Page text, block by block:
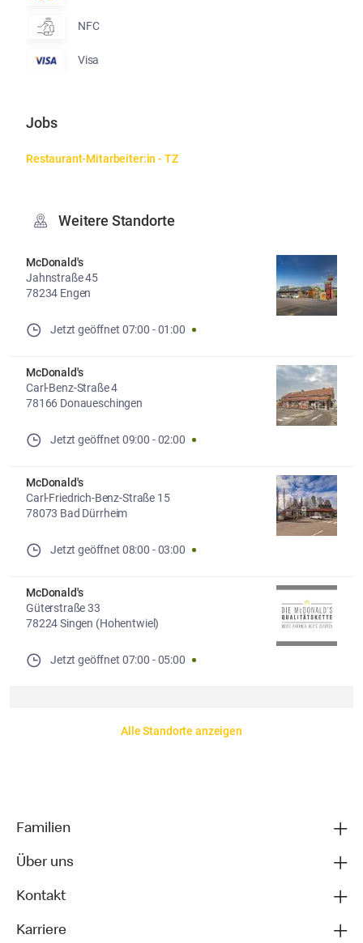
NFC
Visa
Jobs
Restaurant-Mitarbeiter:in - TZ
Weitere Standorte
McDonald's
Jahnstraße 45
78234 Engen
Jetzt geöffnet 07:00 -01:00
McDonald's
Carl-Benz-Straße 4
78166 Donaueschingen
Jetzt geöffnet 09:00 -02:00
McDonald's
Carl-Friedrich-Benz-Straße 15
78073 Bad Dürrheim
Jetzt geöffnet 08:00 -03:00
McDonald's
Güterstraße 33
78224 Singen (Hohentwiel)
Jetzt geöffnet 07:00 -05:00
Alle Standorte anzeigen
Familien
Über uns
Kontakt
Karriere